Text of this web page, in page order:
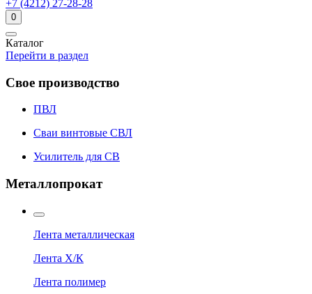
+7 (4212) 27-28-28
0
Каталог
Перейти в раздел
Свое производство
ПВЛ
Сваи винтовые СВЛ
Усилитель для СВ
Металлопрокат
Лента металлическая
Лента Х/К
Лента полимер